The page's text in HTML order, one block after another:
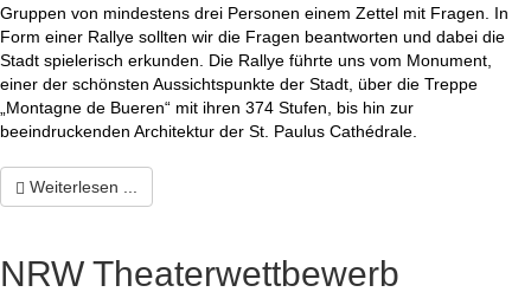
Gruppen von mindestens drei Personen einem Zettel mit Fragen. In
Form einer Rallye sollten wir die Fragen beantworten und dabei die
Stadt spielerisch erkunden. Die Rallye führte uns vom Monument,
einer der schönsten Aussichtspunkte der Stadt, über die Treppe
„Montagne de Bueren“ mit ihren 374 Stufen, bis hin zur
beeindruckenden Architektur der St. Paulus Cathédrale.
Weiterlesen ...
NRW Theaterwettbewerb